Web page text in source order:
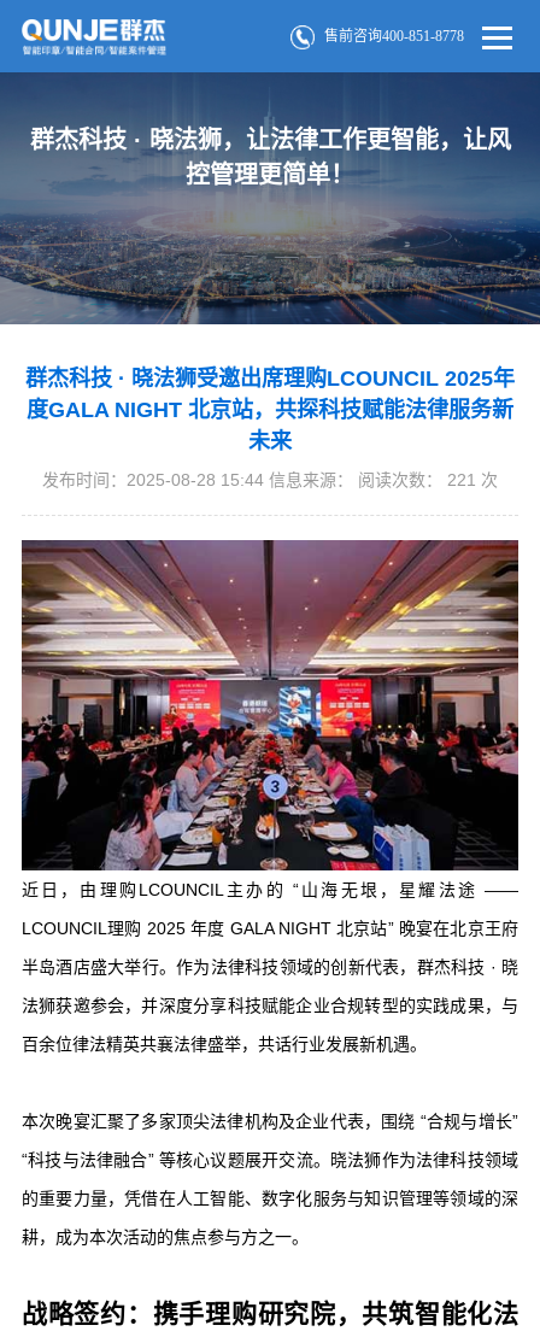
售前咨询400-851-8778
群杰科技 · 晓法狮，让法律工作更智能，让风
控管理更简单！
群杰科技 · 晓法狮受邀出席理购LCOUNCIL 2025年
度GALA NIGHT 北京站，共探科技赋能法律服务新
未来
发布时间：2025-08-28 15:44 信息来源： 阅读次数： 221 次
近日，由理购LCOUNCIL主办的 “山海无垠，星耀法途 ——
LCOUNCIL理购 2025 年度 GALA NIGHT 北京站” 晚宴在北京王府
半岛酒店盛大举行。作为法律科技领域的创新代表，群杰科技 · 晓
法狮获邀参会，并深度分享科技赋能企业合规转型的实践成果，与
百余位律法精英共襄法律盛举，共话行业发展新机遇。
本次晚宴汇聚了多家顶尖法律机构及企业代表，围绕 “合规与增长”
“科技与法律融合” 等核心议题展开交流。晓法狮作为法律科技领域
的重要力量，凭借在人工智能、数字化服务与知识管理等领域的深
耕，成为本次活动的焦点参与方之一。
战略签约：携手理购研究院，共筑智能化法